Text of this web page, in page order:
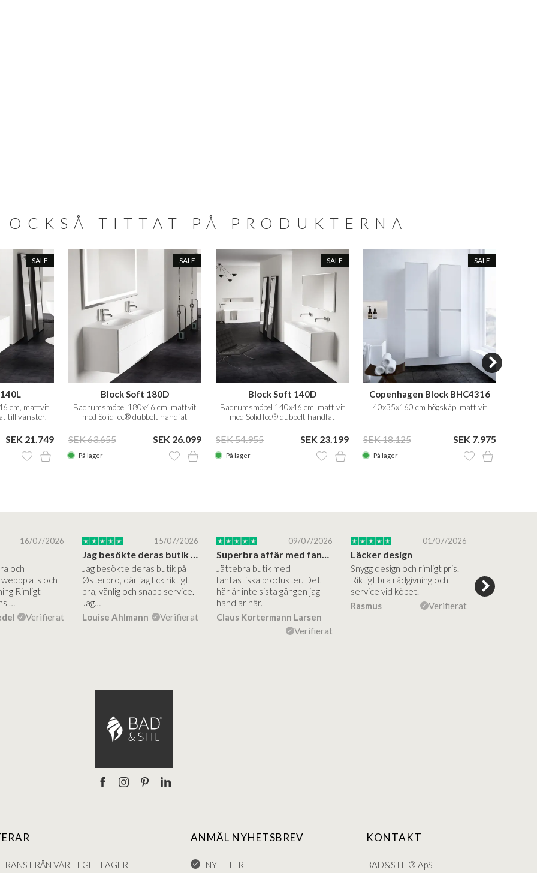
OCKSÅ TITTAT PÅ PRODUKTERNA
SALE
cm, mattvit
till vänster.
SEK 21.749
SALE
Block Soft 180D
Badrumsmöbel 180x46 cm, mattvit
med SolidTec® dubbelt handfat
SEK 63.655 SEK 26.099
På lager
SALE
Block Soft 140D
Badrumsmöbel 140x46 cm, matt vit
med SolidTec® dubbelt handfat
SEK 54.955 SEK 23.199
På lager
SALE
Copenhagen Block BHC4316
40x35x160 cm högskåp, matt vit
SEK 18.125 SEK 7.975
På lager
16/07/2026
och
och
Rimligt
…
Verifierat
15/07/2026
Jag besökte deras butik på Østerbro.
Jag besökte deras butik på
Østerbro, där jag fick riktigt
bra, vänlig och snabb service.
Jag…
Louise Ahlmann
Verifierat
09/07/2026
Superbra affär med fantastiska produkter
Jättebra butik med
fantastiska produkter. Det
här är inte sista gången jag
handlar här.
Claus Kortermann Larsen
Verifierat
01/07/2026
Läcker design
Snygg design och rimligt pris.
Riktigt bra rådgivning och
service vid köpet.
Rasmus
Verifierat
hjälpsamma
vägledning
FRÅN VÅRT EGET LAGER
ANMÄL NYHETSBREV
NYHETER
KONTAKT
BAD&STIL® ApS